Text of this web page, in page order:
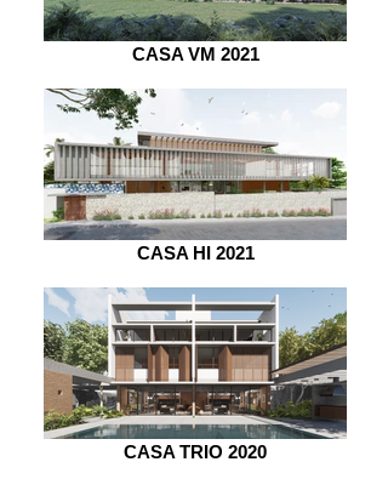
CASA VM 2021
CASA HI 2021
CASA TRIO 2020